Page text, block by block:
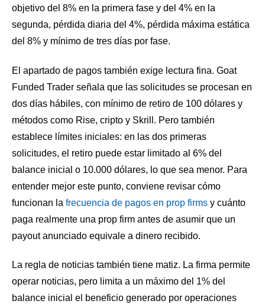
objetivo del 8% en la primera fase y del 4% en la
segunda, pérdida diaria del 4%, pérdida máxima estática
del 8% y mínimo de tres días por fase.
El apartado de pagos también exige lectura fina. Goat
Funded Trader señala que las solicitudes se procesan en
dos días hábiles, con mínimo de retiro de 100 dólares y
métodos como Rise, cripto y Skrill. Pero también
establece límites iniciales: en las dos primeras
solicitudes, el retiro puede estar limitado al 6% del
balance inicial o 10.000 dólares, lo que sea menor. Para
entender mejor este punto, conviene revisar cómo
funcionan la frecuencia de pagos en prop firms y cuánto
paga realmente una prop firm antes de asumir que un
payout anunciado equivale a dinero recibido.
La regla de noticias también tiene matiz. La firma permite
operar noticias, pero limita a un máximo del 1% del
balance inicial el beneficio generado por operaciones